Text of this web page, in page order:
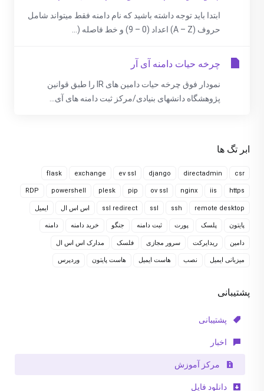
ابر تگ ها
csr
directadmin
django
ev ssl
exchange
flask
https
iis
nginx
ov ssl
pip
plesk
powershell
RDP
remote desktop
ssh
ssl
ssl redirect اس اس ال ایمیل
پایتون پلسک پورت ثبت دامنه جنگو خرید دامنه دامنه
دامین ریدایرکت سرور مجازی فلسک مدارک اس اس ال
میزبانی ایمیل نصب هاست ایمیل هاست پایتون وردپرس
پشتیبانی
پشتیبانی
اخبار
مرکز آموزش
دانلود فایل
ابتدا بايد توجه داشته باشيد كه نام دامنه فقط ميتواند شامل
حروف (A – Z) اعداد (0 – 9) و خط فاصله (...
چرخه حیات دامنه آی آر
نمودار فوق چرخه حیات دامین های IR را طبق قوانین
پژوهشگاه دانشهای بنیادی/مرکز ثبت دامنه های آی...